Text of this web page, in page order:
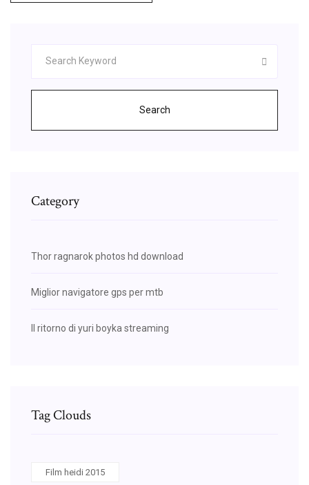
Search
Category
Thor ragnarok photos hd download
Miglior navigatore gps per mtb
Il ritorno di yuri boyka streaming
Tag Clouds
Film heidi 2015